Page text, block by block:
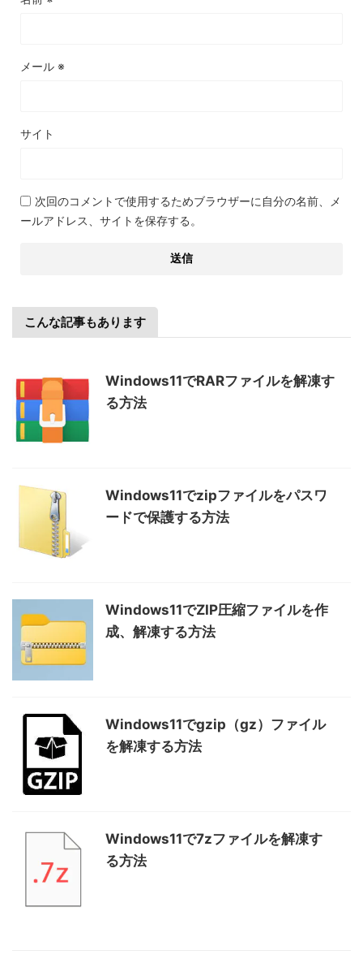
メール ※
サイト
次回のコメントで使用するためブラウザーに自分の名前、メ
ールアドレス、サイトを保存する。
こんな記事もあります
Windows11でRARファイルを解凍す
る方法
Windows11でzipファイルをパスワ
ードで保護する方法
Windows11でZIP圧縮ファイルを作
成、解凍する方法
Windows11でgzip（gz）ファイル
を解凍する方法
Windows11で7zファイルを解凍す
る方法